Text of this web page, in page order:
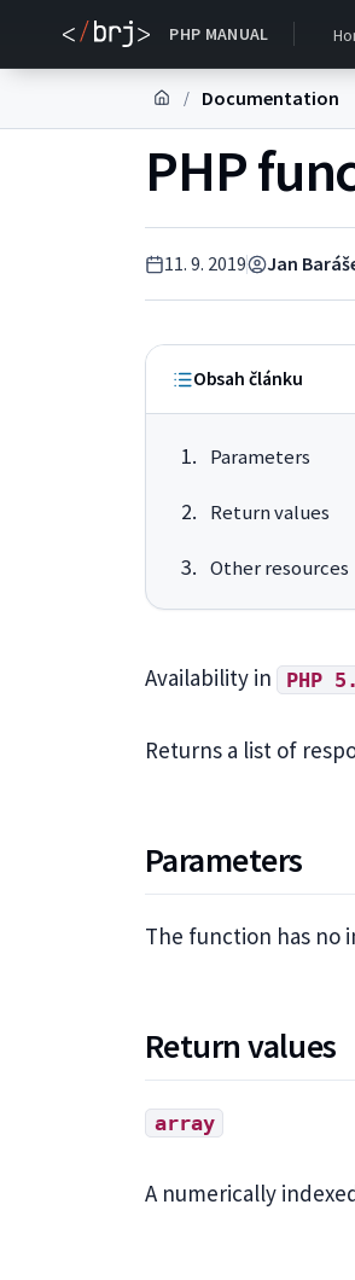
PHP MANUAL
/ Documentation
PHP
11. 9. 2019 Jan
Obsah článku
Parameters
Return values
Other resources
Availability in PHP
Returns a list of
Parameters
The function has no
Return values
array
A numerically